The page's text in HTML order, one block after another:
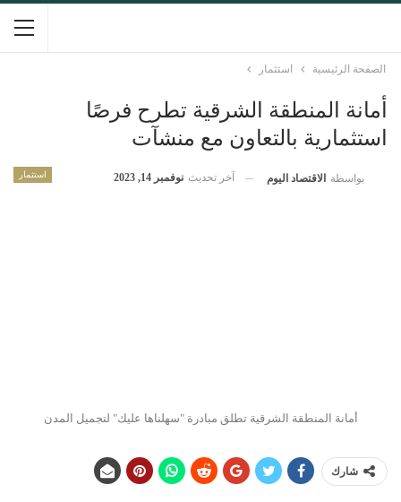
الصفحة الرئيسية استثمار
أمانة المنطقة الشرقية تطرح فرصًا
استثمارية بالتعاون مع منشآت
استثمار بواسطة الاقتصاد اليوم آخر تحديث نوفمبر 14, 2023
أمانة المنطقة الشرقية تطلق مبادرة "سهلناها عليك" لتجميل المدن
شارك